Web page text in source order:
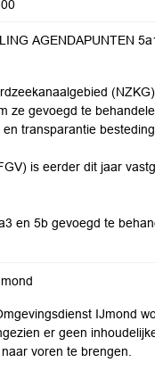
AGENDAPUNTEN
ze gevoegd te
transparantie
is eerder dit jaar
en 5b gevoegd te
IJmond
er geen
voren te brengen.